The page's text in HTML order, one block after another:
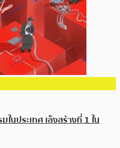
นประเทศ เล็งสร้างที่ 1 ใน